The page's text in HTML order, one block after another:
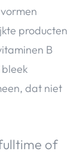
producten
B
dat niet
of